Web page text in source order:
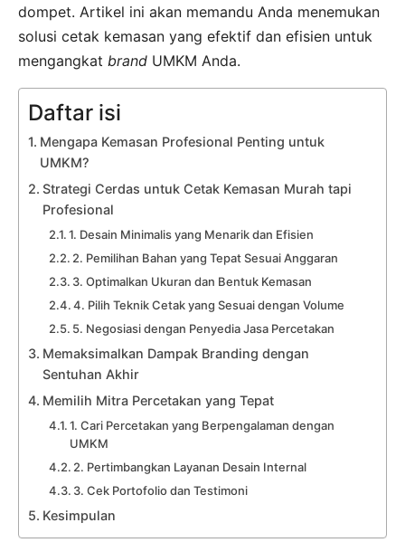
dompet. Artikel ini akan memandu Anda menemukan
solusi cetak kemasan yang efektif dan efisien untuk
mengangkat brand UMKM Anda.
Daftar isi
Mengapa Kemasan Profesional Penting untuk
UMKM?
Strategi Cerdas untuk Cetak Kemasan Murah tapi
Profesional
1. Desain Minimalis yang Menarik dan Efisien
2. Pemilihan Bahan yang Tepat Sesuai Anggaran
3. Optimalkan Ukuran dan Bentuk Kemasan
4. Pilih Teknik Cetak yang Sesuai dengan Volume
5. Negosiasi dengan Penyedia Jasa Percetakan
Memaksimalkan Dampak Branding dengan
Sentuhan Akhir
Memilih Mitra Percetakan yang Tepat
1. Cari Percetakan yang Berpengalaman dengan
UMKM
2. Pertimbangkan Layanan Desain Internal
3. Cek Portofolio dan Testimoni
Kesimpulan